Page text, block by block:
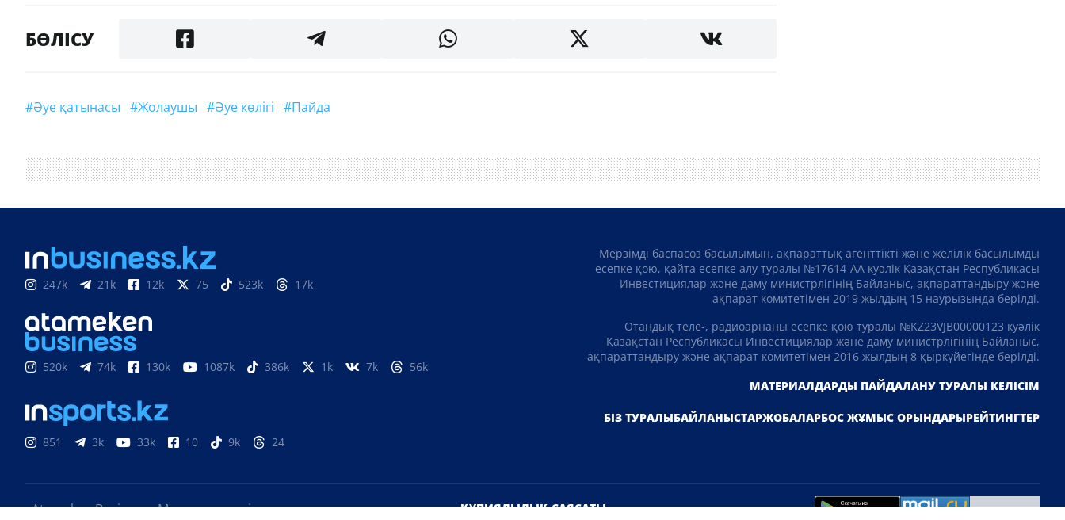
БӨЛІСУ
#әуе қатынасы #жолаушы #әуе көлігі #пайда
247k 21k 12k 75 523k 17k
520k 74k 130k 1087k 386k 1k 7k 56k
851 3k 33k 10 9k 24
Мерзімді баспасөз басылымын, ақпараттық агенттікті және желілік басылымды
есепке қою, қайта есепке алу туралы №17614-АА куәлік Қазақстан Республикасы
Инвестициялар және даму министрлігінің Байланыс, ақпараттандыру және
ақпарат комитетімен 2019 жылдың 15 наурызында берілді.
Отандық теле-, радиоарнаны есепке қою туралы №KZ23VJB00000123 куәлік
Қазақстан Республикасы Инвестициялар және даму министрлігінің Байланыс,
ақпараттандыру және ақпарат комитетімен 2016 жылдың 8 қыркүйегінде берілді.
МАТЕРИАЛДАРДЫ ПАЙДАЛАНУ ТУРАЛЫ КЕЛІСІМ
БІЗ ТУРАЛЫБАЙЛАНЫСТАРЖОБАЛАРБОС ЖҰМЫС ОРЫНДАРЫРЕЙТИНГТЕР
«Atameken Business» Медиахолдингі ҚҰПИЯЛЫЛЫҚ САЯСАТЫ